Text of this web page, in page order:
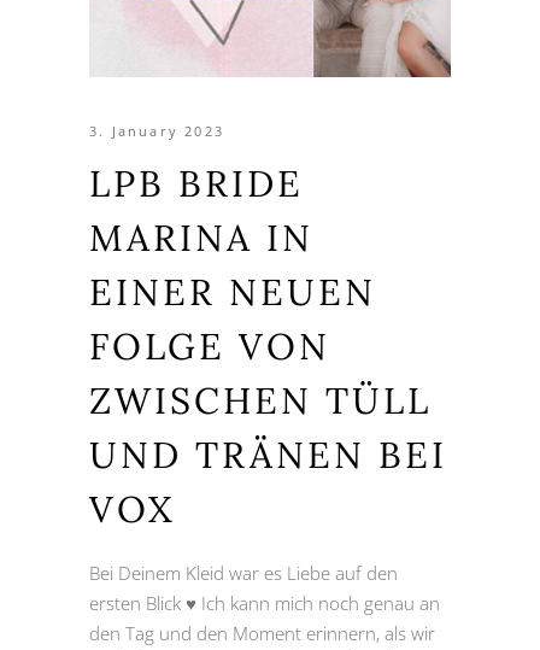
3. January 2023
LPB BRIDE
MARINA IN
EINER NEUEN
FOLGE VON
ZWISCHEN TÜLL
UND TRÄNEN BEI
VOX
Bei Deinem Kleid war es Liebe auf den
ersten Blick ♥ Ich kann mich noch genau an
den Tag und den Moment erinnern, als wir